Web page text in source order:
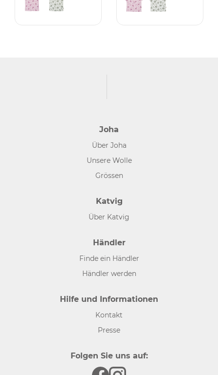
Joha
Über Joha
Unsere Wolle
Grössen
Katvig
Über Katvig
Händler
Finde ein Händler
Händler werden
Hilfe und Informationen
Kontakt
Presse
Folgen Sie uns auf: